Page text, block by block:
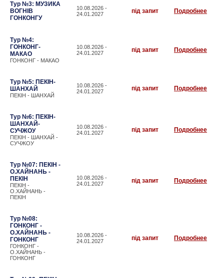
Тур №3: МУЗИКА
ВОГНІВ
ГОНКОНГУ
10.08.2026 -
24.01.2027
під запит Подробнее
Тур №4:
ГОНКОНГ-
МАКАО
ГОНКОНГ - МАКАО
10.08.2026 -
24.01.2027
під запит Подробнее
Тур №5: ПЕКІН-
ШАНХАЙ
ПЕКІН - ШАНХАЙ
10.08.2026 -
24.01.2027
під запит Подробнее
Тур №6: ПЕКІН-
ШАНХАЙ-
СУЧЖОУ
ПЕКІН - ШАНХАЙ -
СУЧЖОУ
10.08.2026 -
24.01.2027
під запит Подробнее
Тур №07: ПЕКІН -
О.ХАЙНАНЬ -
ПЕКІН
ПЕКІН -
О.ХАЙНАНЬ -
ПЕКІН
10.08.2026 -
24.01.2027
під запит Подробнее
Тур №08:
ГОНКОНГ -
О.ХАЙНАНЬ -
ГОНКОНГ
ГОНКОНГ -
О.ХАЙНАНЬ -
ГОНКОНГ
10.08.2026 -
24.01.2027
під запит Подробнее